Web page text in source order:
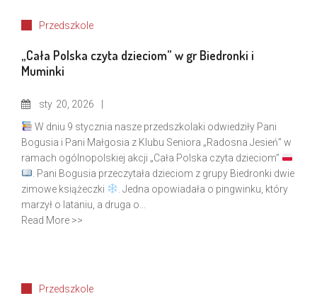
Przedszkole
„Cała Polska czyta dzieciom” w gr Biedronki i
Muminki
sty 20, 2026
W dniu 9 stycznia nasze przedszkolaki odwiedziły Pani
Bogusia i Pani Małgosia z Klubu Seniora „Radosna Jesień” w
ramach ogólnopolskiej akcji „Cała Polska czyta dzieciom”
. Pani Bogusia przeczytała dzieciom z grupy Biedronki dwie
zimowe książeczki
. Jedna opowiadała o pingwinku, który
marzył o lataniu, a druga o...
Read More >>
Przedszkole